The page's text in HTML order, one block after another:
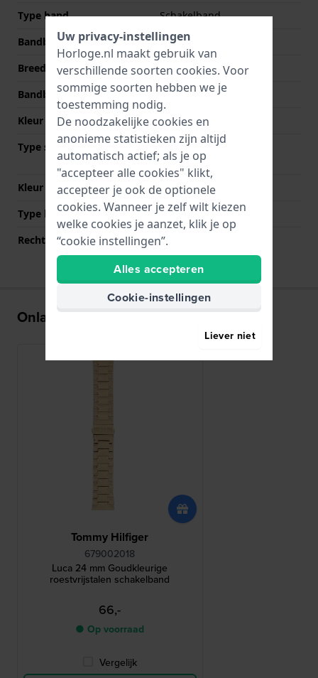
Type band
Schakelband
Bandbreedte
24 mm
Breedte bandaanzet
24 mm
Bandbreedte bij sluiting
22 mm
Kleur Band
Goud
Type sluiting
Vouwsluiting met
drukknoppen
Kleur sluiting
Goud
Type bevestiging
Bandpennen
Rechte bandaanzet
Ja
Onlangs bekeken
Tommy Hilfiger
679002018
Luca 24 mm Goudkleurige
roestvrijstalen schakelband
66,-
● Op voorraad
Vergelijk
Uw privacy-instellingen
Horloge.nl maakt gebruik van
verschillende soorten cookies. Voor
sommige soorten hebben we je
toestemming nodig.
De noodzakelijke cookies en
anonieme statistieken zijn altijd
automatisch actief; als je op
"accepteer alle cookies" klikt,
accepteer je ook de optionele
cookies. Wanneer je zelf wilt kiezen
welke cookies je aanzet, klik je op
“cookie instellingen”.
Alles accepteren
Cookie-instellingen
Liever niet